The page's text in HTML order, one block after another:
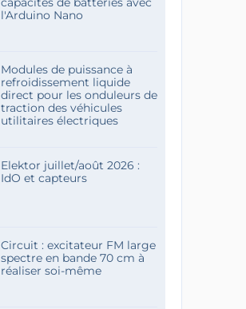
l'Arduino Nano
Modules de puissance à
refroidissement liquide
direct pour les onduleurs de
traction des véhicules
utilitaires électriques
Elektor juillet/août 2026 :
IdO et capteurs
Circuit : excitateur FM large
spectre en bande 70 cm à
réaliser soi-même